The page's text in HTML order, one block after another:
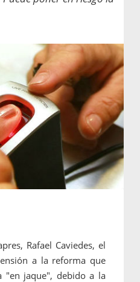
Rafael Caviedes, el
a la reforma que
"en jaque", debido a la
periodontales. Sin